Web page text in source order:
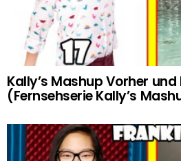
Kally’s Mashup Vorher
(Fernsehserie Kally’s